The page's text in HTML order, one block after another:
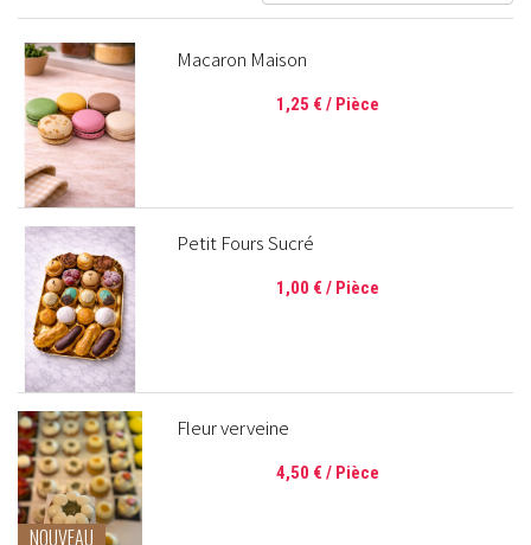
Macaron Maison
1,25 € / Pièce
Petit Fours Sucré
1,00 € / Pièce
NOUVEAU
Fleur verveine
4,50 € / Pièce